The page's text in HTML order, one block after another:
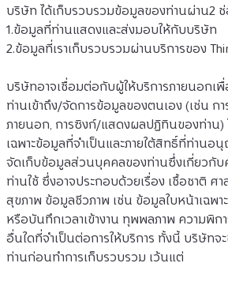
บริษัท ได้เก็บรวบรวมข้อมูลของท่านผ่าน2 ช่
1.ข้อมูลที่ท่านแสดงและส่งมอบให้กับบริษัท
2.ข้อมูลที่เราเก็บรวบรวมผ่านบริการของ
บริษัทอาจเชื่อมต่อกับผู้ให้บริการภายนอกเพื่
ท่านเข้าถึง/จัดการข้อมูลของตนเอง (เช่น ก
ภายนอก, การซิงก์/แสดงผลปฏิทินของท่าน)
เฉพาะข้อมูลที่จำเป็นและภายใต้สิทธิ์ที่ท่านอ
จัดเก็บข้อมูลส่วนบุคคลของท่านซึ่งเกี่ยวกับ
ท่านใช้ ซึ่งอาจประกอบด้วยเรื่อง เชื้อชาติ
สุขภาพ ข้อมูลชีวภาพ เช่น ข้อมูลใบหน้าเฉพ
หรือบันทึกเวลาเข้างาน ทุพพลภาพ ความพิ
อื่นใดที่จำเป็นต่อการให้บริการ ทั้งนี้ บริษัทจ
ท่านก่อนทำการเก็บรวบรวม เว้นแต่